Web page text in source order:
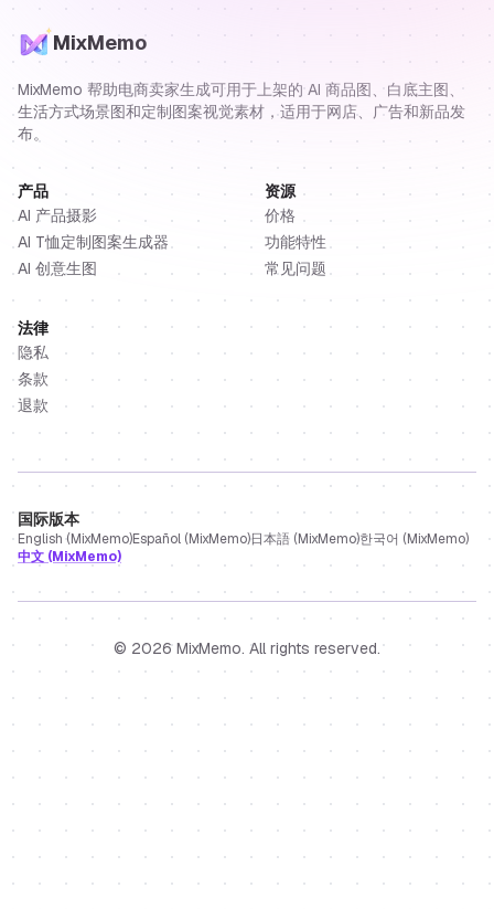
MixMemo
MixMemo 帮助电商卖家生成可用于上架的 AI 商品图、白底主图、
生活方式场景图和定制图案视觉素材，适用于网店、广告和新品发
布。
产品
AI 产品摄影
AI T恤定制图案生成器
AI 创意生图
资源
价格
功能特性
常见问题
法律
隐私
条款
退款
国际版本
English (MixMemo)Español (MixMemo)日本語 (MixMemo)한국어 (MixMemo)
中文 (MixMemo)
© 2026 MixMemo. All rights reserved.